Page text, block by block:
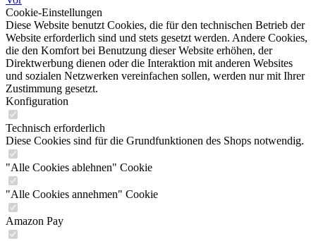
Cookie-Einstellungen
Diese Website benutzt Cookies, die für den technischen Betrieb der
Website erforderlich sind und stets gesetzt werden. Andere Cookies,
die den Komfort bei Benutzung dieser Website erhöhen, der
Direktwerbung dienen oder die Interaktion mit anderen Websites
und sozialen Netzwerken vereinfachen sollen, werden nur mit Ihrer
Zustimmung gesetzt.
Konfiguration
Technisch erforderlich
Diese Cookies sind für die Grundfunktionen des Shops notwendig.
"Alle Cookies ablehnen" Cookie
"Alle Cookies annehmen" Cookie
Amazon Pay